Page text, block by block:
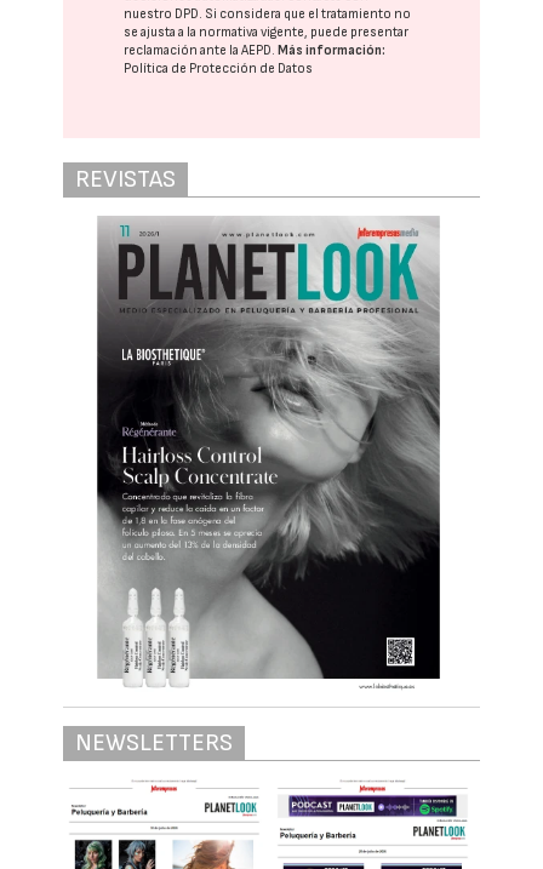
nuestro DPD. Si considera que el tratamiento no
se ajusta a la normativa vigente, puede presentar
reclamación ante laAEPD.Más información:
Política de Protección de Datos
REVISTAS
NEWSLETTERS